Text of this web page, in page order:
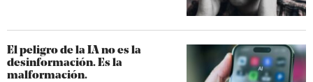
El peligro de la IA no es la
desinformación. Es la
malformación.